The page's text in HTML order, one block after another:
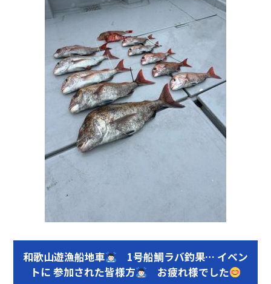
和歌山遊漁船地車
1号船鯛ラバ釣果… イベン
トに 参加された皆様方
お疲れ様でした